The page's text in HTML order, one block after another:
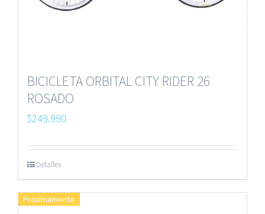
BICICLETA ORBITAL CITY RIDER 26
ROSADO
$249.990
Detalles
Proximamente